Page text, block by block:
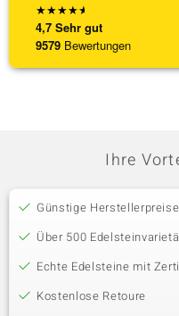
★★★★★
4,7 Sehr gut
9579 Bewertungen
Ihre
Günstige Herstellerpreise
Über 500
Echte Edelsteine mit
Kostenlose Retoure